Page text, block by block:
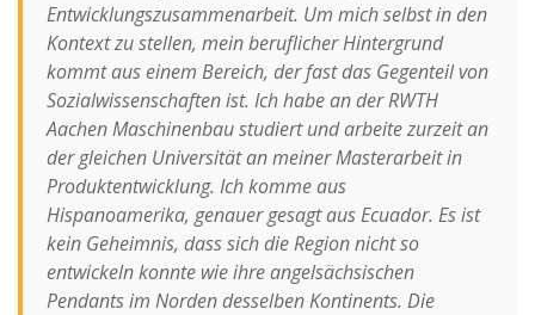
Entwicklungszusammenarbeit. Um mich selbst in den
Kontext zu stellen, mein beruflicher Hintergrund
kommt aus einem Bereich, der fast das Gegenteil von
Sozialwissenschaften ist. Ich habe an der RWTH
Aachen Maschinenbau studiert und arbeite zurzeit an
der gleichen Universität an meiner Masterarbeit in
Produktentwicklung. Ich komme aus
Hispanoamerika, genauer gesagt aus Ecuador. Es ist
kein Geheimnis, dass sich die Region nicht so
entwickeln konnte wie ihre angelsächsischen
Pendants im Norden desselben Kontinents. Die